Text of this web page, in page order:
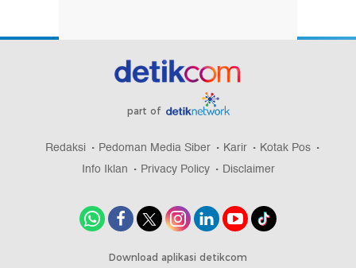
part of
Redaksi Pedoman Media Siber Karir
Kotak Pos
Info Iklan
Privacy Policy Disclaimer
Download aplikasi detikcom